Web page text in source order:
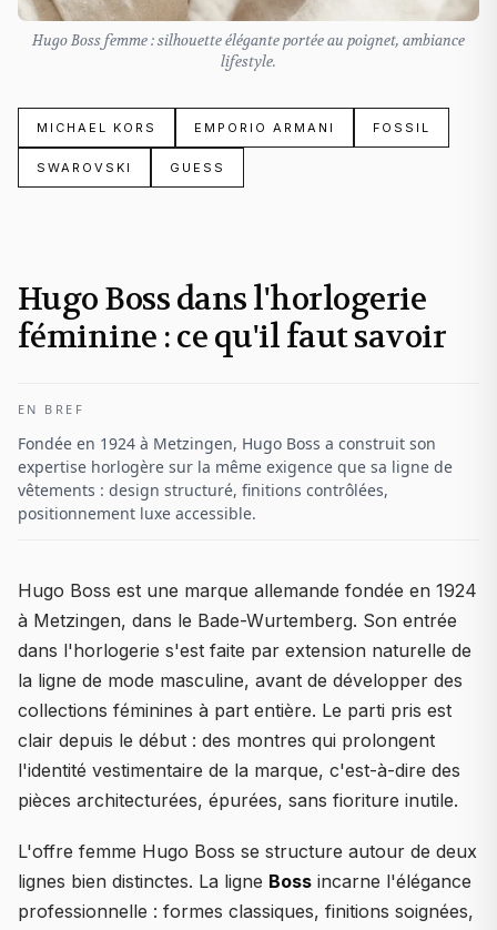
Hugo Boss femme : silhouette élégante portée au poignet, ambiance
lifestyle.
MICHAEL KORS EMPORIO ARMANI FOSSIL
SWAROVSKI GUESS
Hugo Boss dans l'horlogerie
féminine : ce qu'il faut savoir
EN BREF
Fondée en 1924 à Metzingen, Hugo Boss a construit son
expertise horlogère sur la même exigence que sa ligne de
vêtements : design structuré, finitions contrôlées,
positionnement luxe accessible.
Hugo Boss est une marque allemande fondée en 1924
à Metzingen, dans le Bade-Wurtemberg. Son entrée
dans l'horlogerie s'est faite par extension naturelle de
la ligne de mode masculine, avant de développer des
collections féminines à part entière. Le parti pris est
clair depuis le début : des montres qui prolongent
l'identité vestimentaire de la marque, c'est-à-dire des
pièces architecturées, épurées, sans fioriture inutile.
L'offre femme Hugo Boss se structure autour de deux
lignes bien distinctes. La ligne Boss incarne l'élégance
professionnelle : formes classiques, finitions soignées,